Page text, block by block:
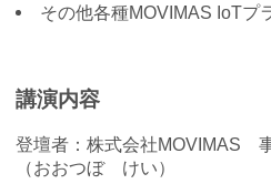
その他各種MOVIMAS IoTプ
講演内容
登壇者：株式会社MOVIMAS
（おおつぼ けい）